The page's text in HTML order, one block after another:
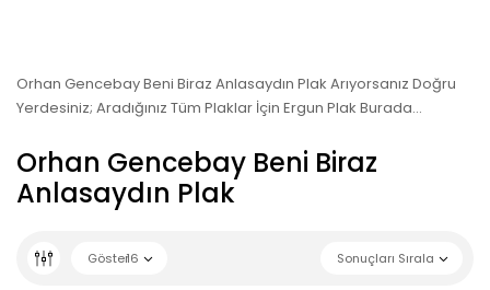
Orhan Gencebay Beni Biraz Anlasaydın Plak Arıyorsanız Doğru
Yerdesiniz; Aradığınız Tüm Plaklar İçin Ergun Plak Burada…
Orhan Gencebay Beni Biraz
Anlasaydın Plak
Sonuçları Sırala
Göster16